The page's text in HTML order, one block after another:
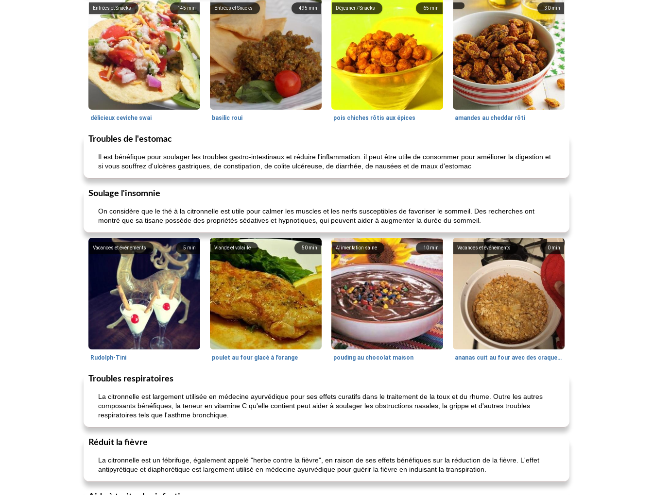
145 min
Entrées et Snacks
délicieux ceviche swai
495 min
Entrées et Snacks
basilic roui
65 min
Déjeuner / Snacks
pois chiches rôtis aux épices
30min
amandes au cheddar rôti
Troubles de l'estomac
Il est bénéfique pour soulager les troubles gastro-intestinaux et réduire l'inflammation. il peut être utile de consommer pour améliorer la digestion et
si vous souffrez d'ulcères gastriques, de constipation, de colite ulcéreuse, de diarrhée, de nausées et de maux d'estomac
Soulage l'insomnie
On considère que le thé à la citronnelle est utile pour calmer les muscles et les nerfs susceptibles de favoriser le sommeil. Des recherches ont
montré que sa tisane possède des propriétés sédatives et hypnotiques, qui peuvent aider à augmenter la durée du sommeil.
5 min
Vacances et événements
Rudolph-Tini
50 min
Viande et volaille
poulet au four glacé à l'orange
10 min
Alimentation saine
pouding au chocolat maison
0 min
Vacances et événements
ananas cuit au four avec des craquelins
Troubles respiratoires
La citronnelle est largement utilisée en médecine ayurvédique pour ses effets curatifs dans le traitement de la toux et du rhume. Outre les autres
composants bénéfiques, la teneur en vitamine C qu'elle contient peut aider à soulager les obstructions nasales, la grippe et d'autres troubles
respiratoires tels que l'asthme bronchique.
Réduit la fièvre
La citronnelle est un fébrifuge, également appelé "herbe contre la fièvre", en raison de ses effets bénéfiques sur la réduction de la fièvre. L'effet
antipyrétique et diaphorétique est largement utilisé en médecine ayurvédique pour guérir la fièvre en induisant la transpiration.